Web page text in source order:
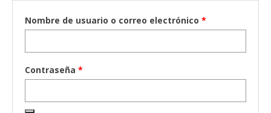
Galeria
Nombre de usuario o correo electrónico *
Contraseña *